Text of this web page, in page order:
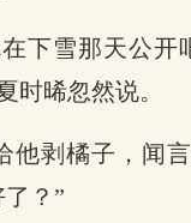
下雪那天公开
时晞忽然说。
他剥橘子，闻
？”